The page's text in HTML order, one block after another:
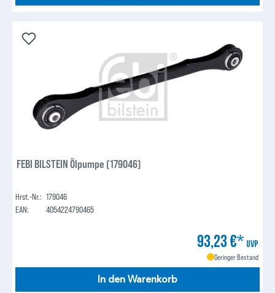
FEBI BILSTEIN Ölpumpe (179046)
Hrst.-Nr.: 179046
EAN:
4054224790465
93,23 €* UVP
Geringer Bestand
In den Warenkorb